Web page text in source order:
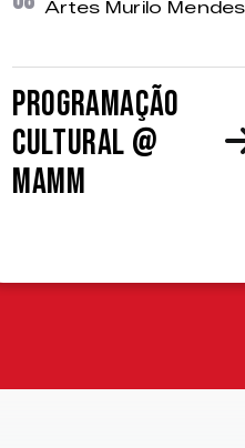
Artes Murilo Mendes
Programação
cultural @
MAMM